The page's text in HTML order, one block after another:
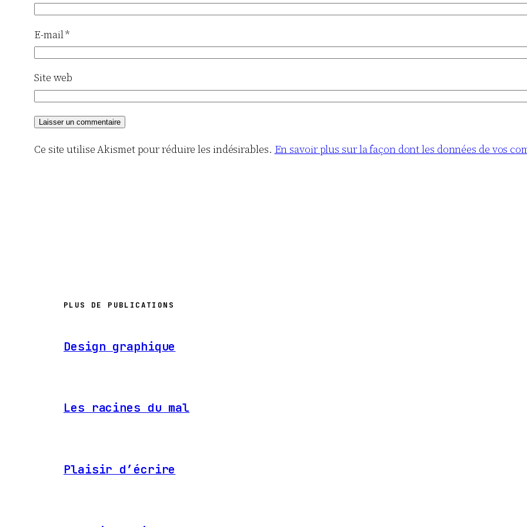
E-mail*
Site web
Ce site utilise Akismet pour réduire les indésirables. En savoir plus sur la façon dont les données de vos
PLUS DE PUBLICATIONS
Design graphique
Les racines du mal
Plaisir d’écrire